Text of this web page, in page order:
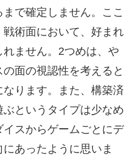
で確定しません。ここ
術面において、好まれ
ません。2つめは、や
面の視認性を考えると
ります。また、構築済
というタイプは少なめ
スからゲームごとにデ
あったように思いま